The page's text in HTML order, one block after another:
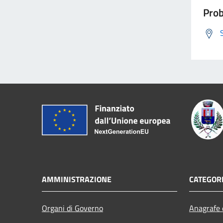
AMMINISTRAZIONE
Organi di Governo